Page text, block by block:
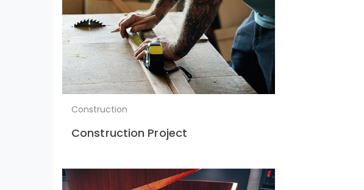
Construction
Construction Project